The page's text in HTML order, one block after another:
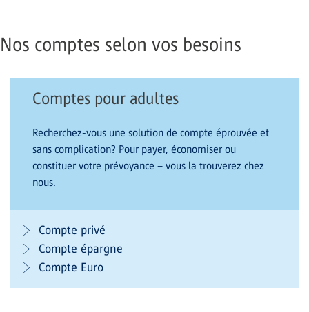
Nos comptes selon vos besoins
Comptes pour adultes
Recherchez-vous une solution de compte éprouvée et
sans complication? Pour payer, économiser ou
constituer votre prévoyance – vous la trouverez chez
nous.
Compte privé
Compte épargne
Compte Euro